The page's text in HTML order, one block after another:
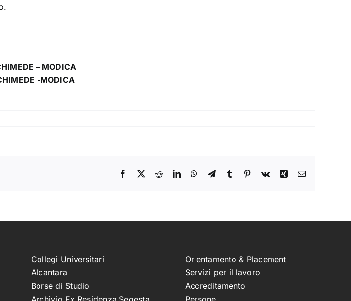
– MODICA
-MODICA
Facebook
X RedditLinkedInWhatsApp
TelegramTumblr Pinterest
Vk Xing Email
Collegi Universitari
Alcantara
Borse di Studio
Orientamento & Placement
Servizi per il lavoro
Accreditamento